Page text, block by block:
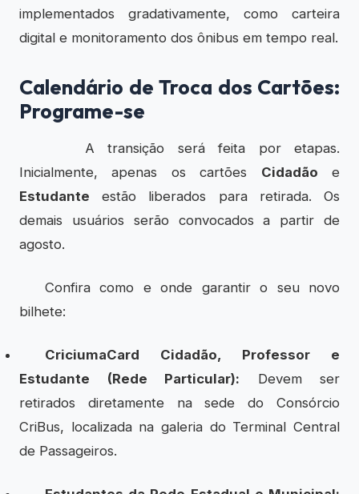
implementados gradativamente, como carteira
digital e monitoramento dos ônibus em tempo real.
Calendário de Troca dos Cartões:
Programe-se
A transição será feita por etapas.
Inicialmente, apenas os cartões Cidadão e
Estudante estão liberados para retirada. Os
demais usuários serão convocados a partir de
agosto.
Confira como e onde garantir o seu novo
bilhete:
CriciumaCard Cidadão, Professor e
Estudante (Rede Particular): Devem ser
retirados diretamente na sede do Consórcio
CriBus, localizada na galeria do Terminal Central
de Passageiros.